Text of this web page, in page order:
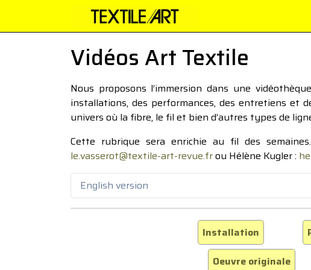
Vidéos Art Textile
Nous proposons l’immersion dans une
installations, des performances, des entretiens et
univers où la fibre, le fil et bien d’autres types de
Cette rubrique sera enrichie au fil des
le.vasserot@textile-art-revue.frou Hélène Kugler :
English version
Installation
Oeuvre originale